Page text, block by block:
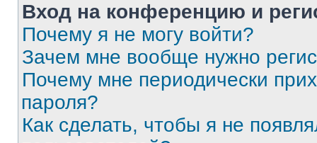
Вход на конференцию и
Почему я не могу войти?
Зачем мне вообще нужно
Почему мне периодически
пароля?
Как сделать, чтобы я не